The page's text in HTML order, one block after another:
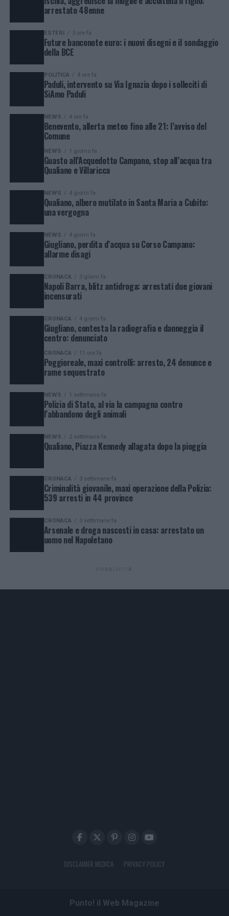
arrestato 48enne
ESTERI 3 ore fa
Future banconote euro: i nuovi disegni e il sondaggio
della BCE
POLITICA 4 ore fa
Paduli, intervento su Via Ignazia dopo i solleciti di
SiAmo Paduli
NEWS 4 ore fa
Benevento, allerta meteo fino alle 21: l’avviso del
Comune
NEWS 1 giorno fa
Guasto all’Acquedotto Campano, stop all’acqua tra
Qualiano e Villaricca
NEWS 4 giorni fa
Qualiano, albero mutilato in Santa Maria a Cubito:
una vergogna
NEWS 4 giorni fa
Giugliano, perdita d’acqua su Corso Campano:
allarme disagi
CRONACA 3 giorni fa
Napoli Barra, blitz antidroga: arrestati due giovani
incensurati
CRONACA 4 giorni fa
Giugliano, contesta la radiografia e danneggia il
centro: denunciato
CRONACA 11 ore fa
Poggioreale, maxi controlli: arresto, 24 denunce e
rame sequestrato
NEWS 1 settimana fa
Polizia di Stato, al via la campagna contro
l’abbandono degli animali
NEWS 2 settimane fa
Qualiano, Piazza Kennedy allagata dopo la pioggia
CRONACA 3 settimane fa
Criminalità giovanile, maxi operazione della Polizia:
539 arresti in 44 province
CRONACA 3 settimane fa
Arsenale e droga nascosti in casa: arrestato un
uomo nel Napoletano
PUBBLICITÀ
DISCLAIMER MEDICA PRIVACY POLICY
Punto! il Web Magazine